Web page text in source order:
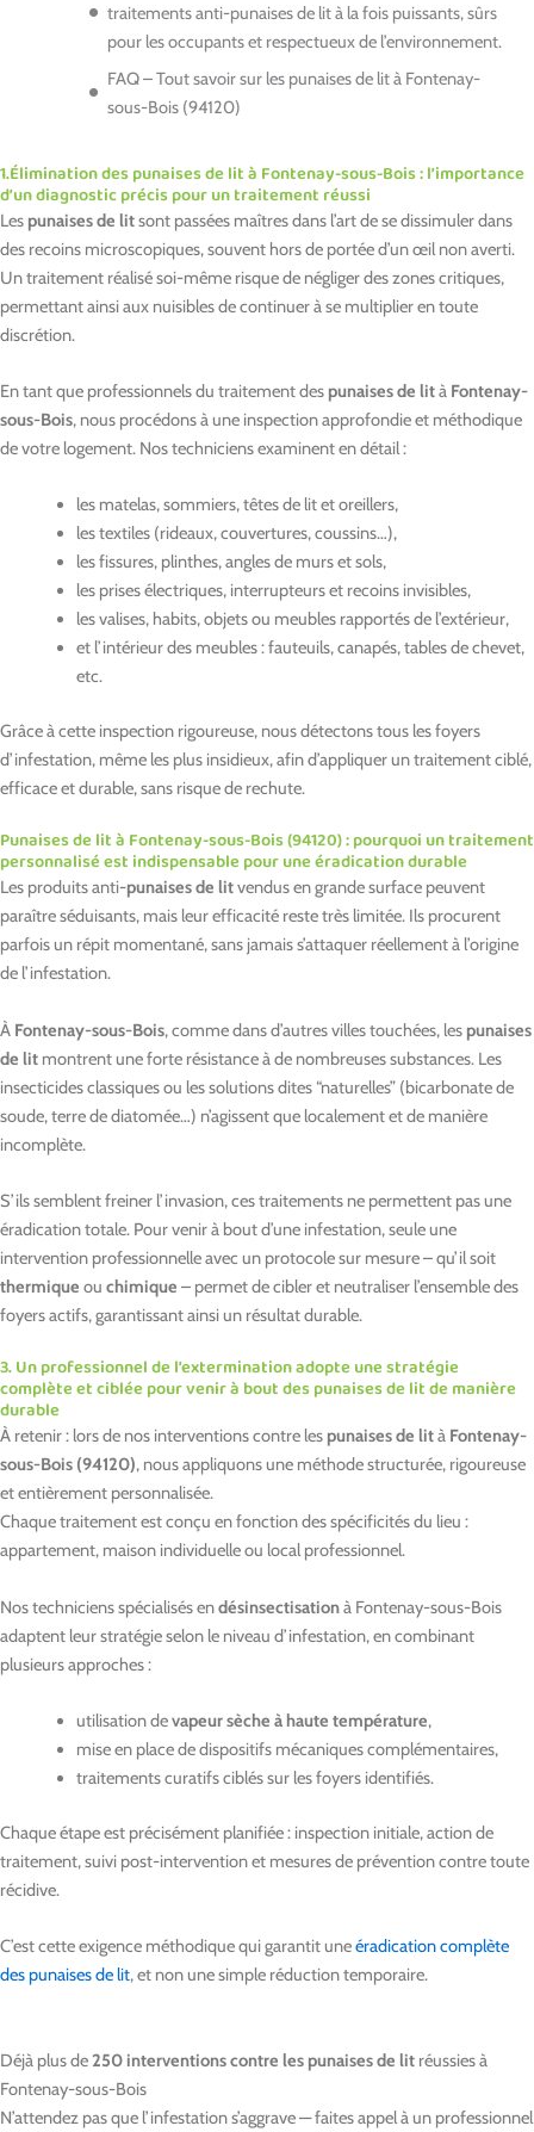
traitements anti-punaises de lit à la fois puissants, sûrs
pour les occupants et respectueux de l’environnement.
FAQ – Tout savoir sur les punaises de lit à Fontenay-
sous-Bois (94120)
1.Élimination des punaises de lit à Fontenay-sous-Bois : l’importance
d’un diagnostic précis pour un traitement réussi
Les punaises de litsont passées maîtres dans l’art de se dissimuler dans
des recoins microscopiques, souvent hors de portée d’un œil non averti.
Un traitement réalisé soi-même risque de négliger des zones critiques,
permettant ainsi aux nuisibles de continuer à se multiplier en toute
discrétion.
En tant que professionnels du traitement des punaises de lità Fontenay-
sous-Bois, nous procédons à une inspection approfondie et méthodique
de votre logement. Nos techniciens examinent en détail :
les matelas, sommiers, têtes de lit et oreillers,
les textiles (rideaux, couvertures, coussins…),
les fissures, plinthes, angles de murs et sols,
les prises électriques, interrupteurs et recoins invisibles,
les valises, habits, objets ou meubles rapportés de l’extérieur,
et l’intérieur des meubles : fauteuils, canapés, tables de chevet,
etc.
Grâce à cette inspection rigoureuse, nous détectons tous les foyers
d’infestation, même les plus insidieux, afin d’appliquer un traitement ciblé,
efficace et durable, sans risque de rechute.
Punaises de lit à Fontenay-sous-Bois (94120) : pourquoi un traitement
personnalisé est indispensable pour une éradication durable
Les produits anti-punaises de litvendus en grande surface peuvent
paraître séduisants, mais leur efficacité reste très limitée. Ils procurent
parfois un répit momentané, sans jamais s’attaquer réellement à l’origine
de l’infestation.
À Fontenay-sous-Bois, comme dans d’autres villes touchées, les punaises
de lit montrent une forte résistance à de nombreuses substances. Les
insecticides classiques ou les solutions dites “naturelles” (bicarbonate de
soude, terre de diatomée…) n’agissent que localement et de manière
incomplète.
S’ils semblent freiner l’invasion, ces traitements ne permettent pas une
éradication totale. Pour venir à bout d’une infestation, seule une
intervention professionnelle avec un protocole sur mesure – qu’il soit
thermique ou chimique – permet de cibler et neutraliser l’ensemble des
foyers actifs, garantissant ainsi un résultat durable.
3. Un professionnel de l’extermination adopte une stratégie
complète et ciblée pour venir à bout des punaises de lit de manière
durable
À retenir : lors de nos interventions contre les punaises de lità Fontenay-
sous-Bois (94120), nous appliquons une méthode structurée, rigoureuse
et entièrement personnalisée.
Chaque traitement est conçu en fonction des spécificités du lieu :
appartement, maison individuelle ou local professionnel.
Nos techniciens spécialisés endésinsectisationà Fontenay-sous-Bois
adaptent leur stratégie selon le niveau d’infestation, en combinant
plusieurs approches :
utilisation devapeur sèche à haute température,
mise en place de dispositifs mécaniques complémentaires,
traitements curatifs ciblés sur les foyers identifiés.
Chaque étape est précisément planifiée : inspection initiale, action de
traitement, suivi post-intervention et mesures de prévention contre toute
récidive.
C’est cette exigence méthodique qui garantit uneéradication complète
des punaises de lit, et non une simple réduction temporaire.
Déjà plus de 250 interventions contre les punaises de lit réussies à
Fontenay-sous-Bois
N’attendez pas que l’infestation s’aggrave — faites appel à un professionnel